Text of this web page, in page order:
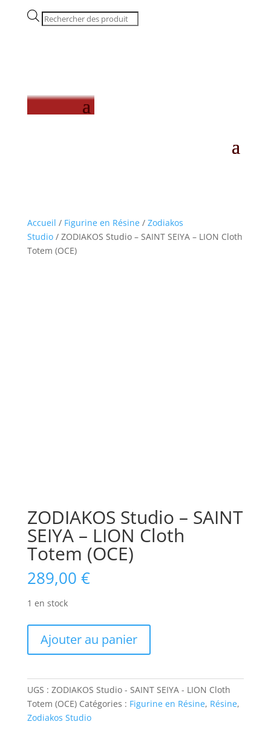
Recherche
de
Accueil / Figurine en Résine/ Zodiakos
Studio/ ZODIAKOS Studio – SAINT SEIYA – LION Cloth
Totem (OCE)
ZODIAKOS Studio – SAINT
SEIYA – LION Cloth
Totem (OCE)
289,00 €
1 en stock
ZODIAKOS
-
SAINT
SEIYA
Ajouter au panier
UGS : ZODIAKOS Studio - SAINT SEIYA - LION Cloth
Totem (OCE) Catégories : Figurine en Résine, Résine,
Zodiakos Studio